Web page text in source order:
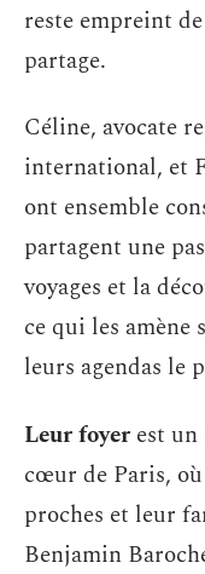
reste empreint
partage.
Céline, avocate
international, et
ont ensemble
partagent une
voyages et la
ce qui les amène
leurs agendas le
Leur foyer est
cœur de Paris,
proches et leur
Benjamin